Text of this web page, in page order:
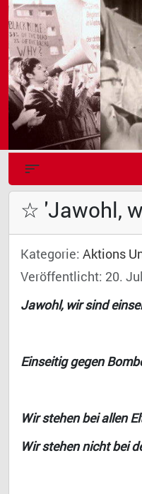
☆ 'Jawohl,
Kategorie: Aktions
Veröffentlicht: 20.
Jawohl, wir sind
Einseitig gegen
Wir stehen bei allen
Wir stehen nicht bei